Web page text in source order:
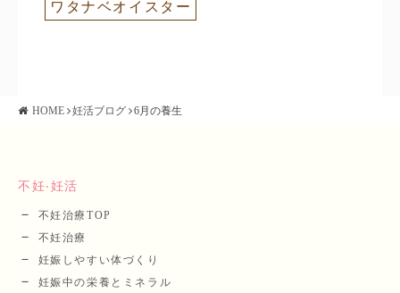
ワタナベオイスター
HOME 妊活ブログ 6月の養生
不妊‧妊活
不妊治療TOP
不妊治療
妊娠しやすい体づくり
妊娠中の栄養とミネラル